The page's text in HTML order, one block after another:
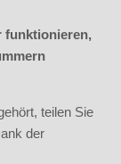
funktionieren,
teilen Sie
der